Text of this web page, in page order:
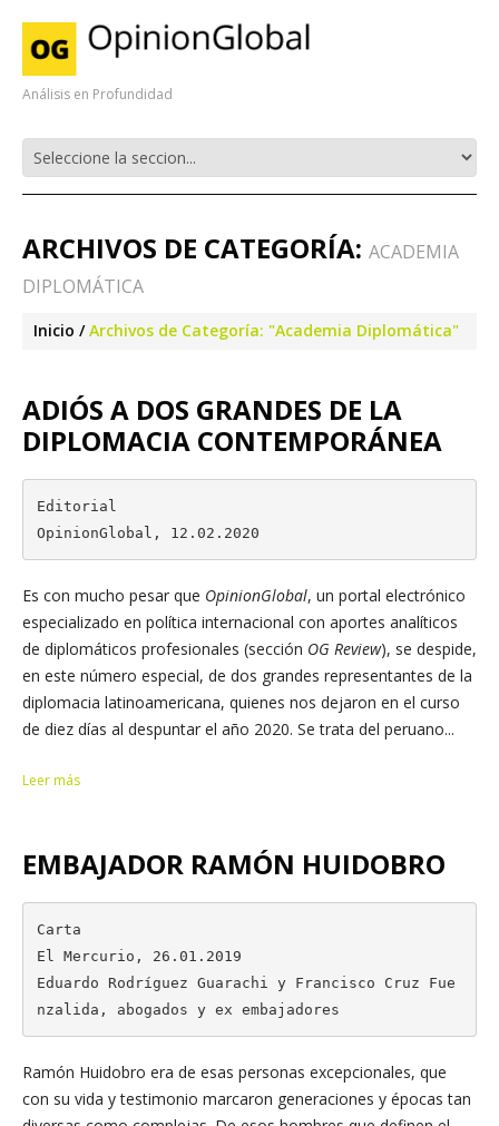
Análisis en Profundidad
ARCHIVOS DE CATEGORÍA: ACADEMIA
DIPLOMÁTICA
Inicio Archivos de Categoría: "Academia Diplomática"
ADIÓS A DOS GRANDES DE LA
DIPLOMACIA CONTEMPORÁNEA
Editorial
OpinionGlobal, 12.02.2020
Es con mucho pesar que OpinionGlobal, un portal electrónico
especializado en política internacional con aportes analíticos
de diplomáticos profesionales (sección OG Review), se despide,
en este número especial, de dos grandes representantes de la
diplomacia latinoamericana, quienes nos dejaron en el curso
de diez días al despuntar el año 2020. Se trata del peruano...
Leer más
EMBAJADOR RAMÓN HUIDOBRO
Carta
El Mercurio, 26.01.2019
Eduardo Rodríguez Guarachi y Francisco Cruz Fue
nzalida, abogados y ex embajadores
Ramón Huidobro era de esas personas excepcionales, que
con su vida y testimonio marcaron generaciones y épocas tan